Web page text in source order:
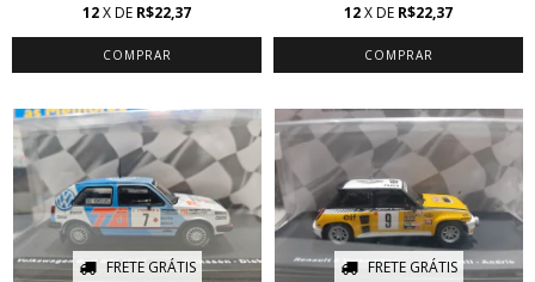
12X DE R$22,37 12X DE R$22,37
FRETE GRÁTIS FRETE GRÁTIS